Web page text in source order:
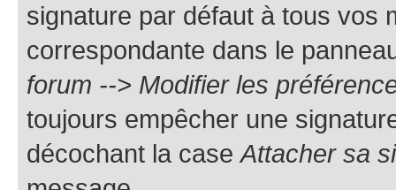
signature par défaut à tous vos
correspondante dans le
forum --> Modifier les
toujours empêcher une
décochant la caseAttacher sa